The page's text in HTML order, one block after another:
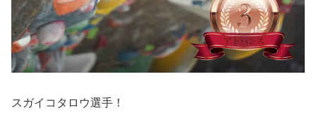
スガイコタロウ選手！